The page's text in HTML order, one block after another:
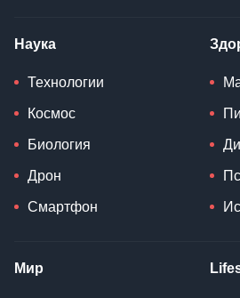
Наука
Технологии
Космос
Биология
Дрон
Смартфон
Мир